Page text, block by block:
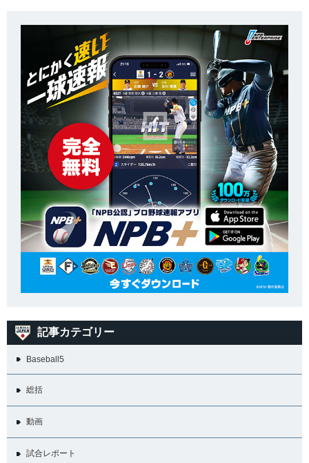
記事カテゴリー
Baseball5
総括
動画
試合レポート